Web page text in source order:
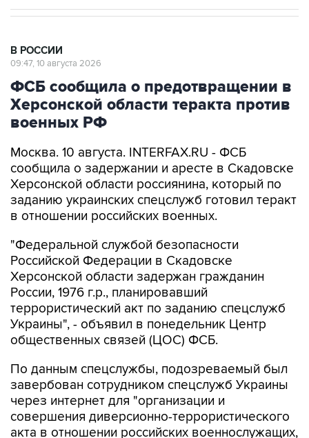
ФСБ сообщила о предотвращении в
Херсонской области теракта против
военных РФ
Москва. 10 августа. INTERFAX.RU - ФСБ
Херсонской области россиянина, который по
заданию украинских спецслужб готовил теракт
в отношении российских военных.
"Федеральной службой безопасности
Херсонской области задержан гражданин
России, 1976 г.р., планировавший
террористический акт по заданию спецслужб
Украины", - объявил в понедельник Центр
общественных связей (ЦОС) ФСБ.
По данным спецслужбы, подозреваемый был
через интернет для "организации и
совершения диверсионно-террористического
акта в отношении российских военнослужащих,
дислоцированных в Скадовске".